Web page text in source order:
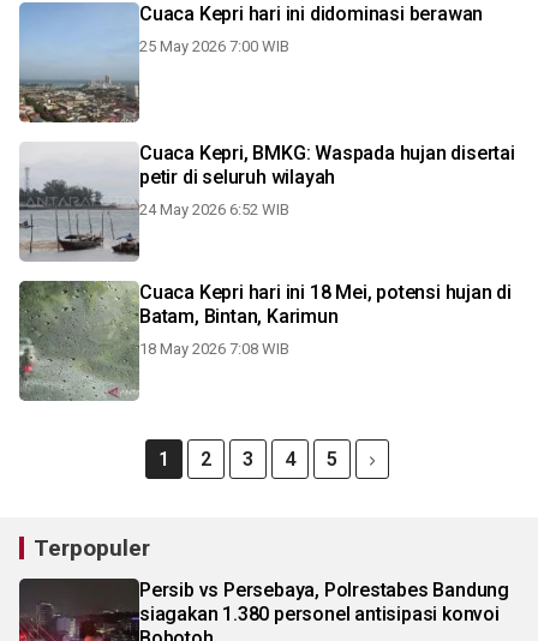
Cuaca Kepri hari ini didominasi berawan
25 May 2026 7:00 WIB
Cuaca Kepri, BMKG: Waspada hujan disertai
petir di seluruh wilayah
24 May 2026 6:52 WIB
Cuaca Kepri hari ini 18 Mei, potensi hujan di
Batam, Bintan, Karimun
18 May 2026 7:08 WIB
1 2 3 4 5
Terpopuler
Persib vs Persebaya, Polrestabes Bandung
siagakan 1.380 personel antisipasi konvoi